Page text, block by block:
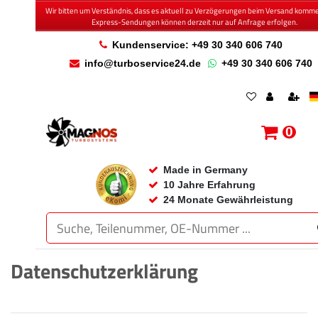
Wir bitten um Verständnis, dass es aktuell zu Verzögerungen beim Versand
Express-Sendungen können derzeit nur auf Anfrage erfolgen.
Kundenservice: +49 30 340 606 740
info@turboservice24.de
+49 30 340 606 740
Made in Germany
10 Jahre Erfahrung
24 Monate Gewährleistung
0
Daten­schutz­erklärung